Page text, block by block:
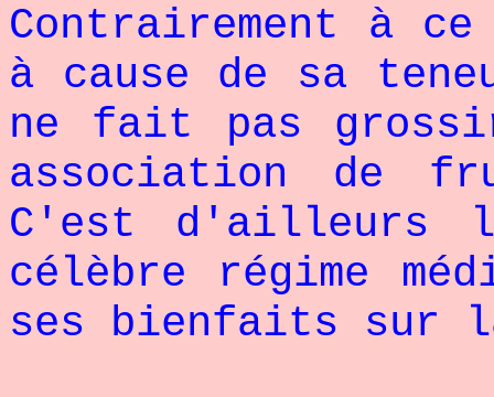
Contrairement à
à cause de sa
ne fait pas
association de
C'est d'ailleurs
célèbre régime
ses bienfaits sur